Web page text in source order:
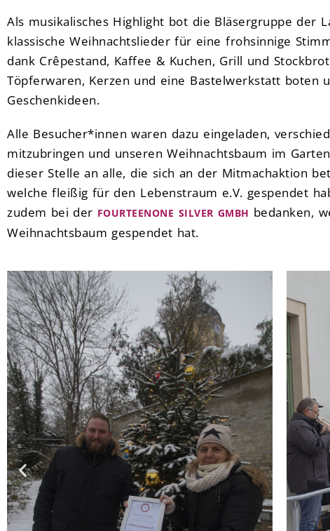
Als musikalisches Highlight bot die Bläsergruppe der
klassische Weihnachtslieder für eine frohsinnige
dank Crêpestand, Kaffee & Kuchen, Grill und
Töpferwaren, Kerzen und eine Bastelwerkstatt boten
Geschenkideen.
Alle Besucher*innen waren dazu eingeladen,
mitzubringen und unseren Weihnachtsbaum im
dieser Stelle an alle, die sich an der Mitmachaktion
welche fleißig für den Lebenstraum e.V. gespendet
zudem bei der FOURTEENONE SILVER GMBH bedanken,
Weihnachtsbaum gespendet hat.